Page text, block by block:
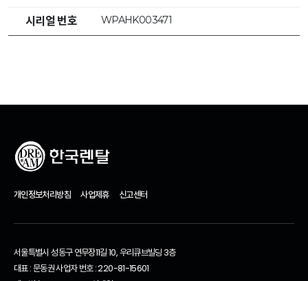
시리얼 번호 WPAHK003471
개인정보처리방침 사업제휴 신고센터
서울특별시 성동구 연무장11길 10, 우리큐브빌딩 3층
대표 : 문동권 사업자 번호 : 220-81-15601